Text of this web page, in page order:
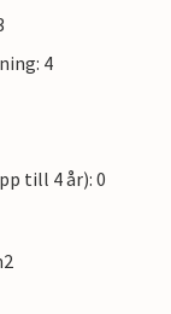
4
till 4 år): 0